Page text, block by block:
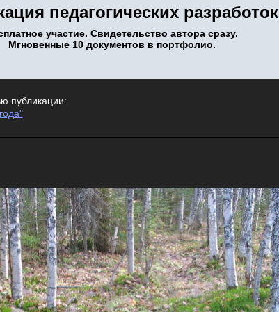
педагогических разработок
участие. Свидетельство автора сразу.
Мгновенные 10 документов в портфолио.
публикации: